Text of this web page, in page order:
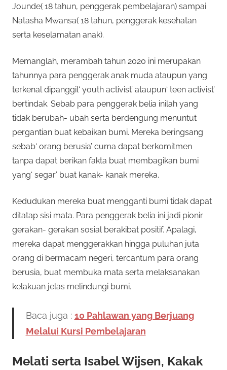
Jounde( 18 tahun, penggerak pembelajaran) sampai
Natasha Mwansa( 18 tahun, penggerak kesehatan
serta keselamatan anak).
Memanglah, merambah tahun 2020 ini merupakan
tahunnya para penggerak anak muda ataupun yang
terkenal dipanggil‘ youth activist’ ataupun‘ teen activist’
bertindak. Sebab para penggerak belia inilah yang
tidak berubah- ubah serta berdengung menuntut
pergantian buat kebaikan bumi. Mereka beringsang
sebab‘ orang berusia’ cuma dapat berkomitmen
tanpa dapat berikan fakta buat membagikan bumi
yang‘ segar’ buat kanak- kanak mereka.
Kedudukan mereka buat mengganti bumi tidak dapat
ditatap sisi mata. Para penggerak belia ini jadi pionir
gerakan- gerakan sosial berakibat positif. Apalagi,
mereka dapat menggerakkan hingga puluhan juta
orang di bermacam negeri, tercantum para orang
berusia, buat membuka mata serta melaksanakan
kelakuan jelas melindungi bumi.
Baca juga : 10 Pahlawan yang Berjuang
Melalui Kursi Pembelajaran
Melati serta Isabel Wijsen, Kakak